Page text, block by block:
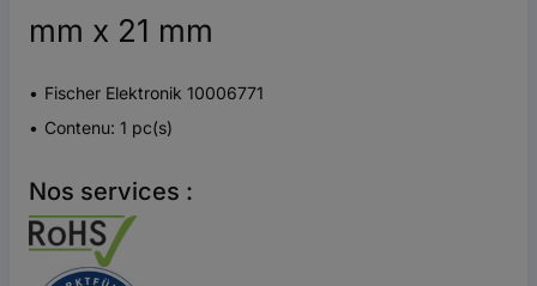
mm x 21 mm
Fischer Elektronik 10006771
Contenu: 1 pc(s)
Nos services :